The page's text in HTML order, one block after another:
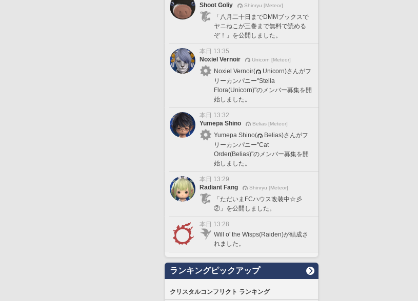
Shoot Goliy
Shinryu [Meteor]
「八月二十日までDMMブックスで
ヤニねこが三巻まで無料で読める
ぞ！」を公開しました。
本日 13:35
Noxiel Vernoir
Unicorn [Meteor]
Noxiel Vernoir(
Unicorn)さんがフ
リーカンパニー"Stella
Flora(Unicorn)"のメンバー募集を開
始しました。
本日 13:32
Yumepa Shino
Belias [Meteor]
Yumepa Shino(
Belias)さんがフ
リーカンパニー"Cat
Order(Belias)"のメンバー募集を開
始しました。
本日 13:29
Radiant Fang
Shinryu [Meteor]
「ただいまFCハウス改装中☆彡
②」を公開しました。
本日 13:28
Will o' the Wisps(Raiden)が結成さ
れました。
ランキングピックアップ
クリスタルコンフリクト ランキング